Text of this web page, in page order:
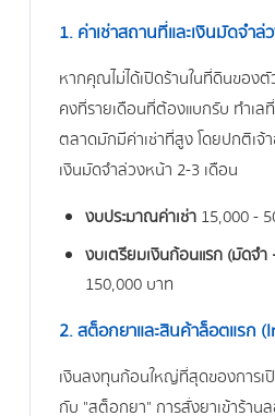
1. ค่าเช่าสถานที่และเงินมัดจำล่
หากคุณไม่ได้เปิดร้านในที่ดินของ
คงที่รายเดือนที่ต้องแบกรับ ทำเล
ตลาดมักมีค่าเช่าที่สูง โดยปกติเจ้
เงินมัดจำล่วงหน้า 2-3 เดือน
งบประมาณค่าเช่า15,000 -
งบเตรียมเงินก้อนแรก (มัดจำ
150,000 บาท
2. สต็อกยาและสินค้าล็อตแรก
เงินลงทุนก้อนใหญ่ที่สุดของการเ
กับ "สต็อกยา" การสั่งยาเข้าร้า